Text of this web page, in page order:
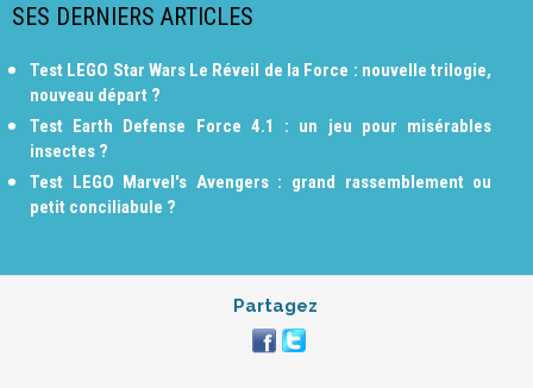
SES DERNIERS ARTICLES
Test LEGO Star Wars Le Réveil de la Force : nouvelle trilogie,
nouveau départ ?
Test Earth Defense Force 4.1 : un jeu pour misérables
insectes ?
Test LEGO Marvel's Avengers : grand rassemblement ou
petit conciliabule ?
Partagez